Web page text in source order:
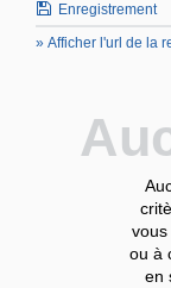
Enregistrement
» Afficher l'url de la
ou à
en